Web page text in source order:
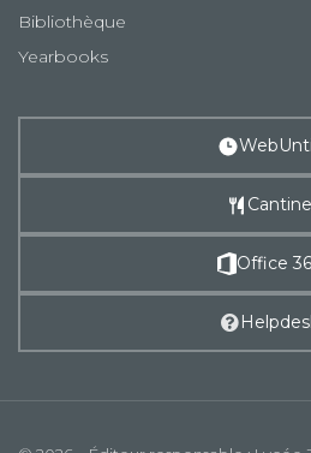
Bibliothèque
Yearbooks
Cantine
Office